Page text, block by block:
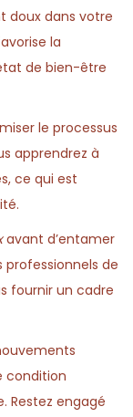
doux dans votre
la
de bien-être
le processus
apprendrez à
ce qui est
avant d’entamer
professionnels de
fournir un cadre
condition
Restez engagé